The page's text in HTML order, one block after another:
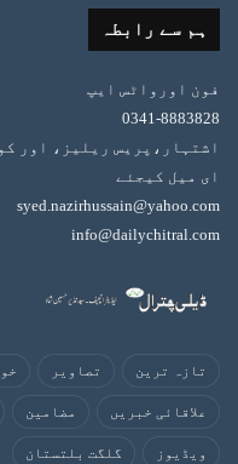
ہم سے رابطہ
فون اورواٹس ایپ
0341-8883828
اشتہار،پریس ریلیز، اور
ای میل کیجئے
syed.nazirhussain@yahoo.com
info@dailychitral.com
تازہ ترین تصاویر
علاقائی خبریں مضامین
ویڈیوز گلگت بلتستان